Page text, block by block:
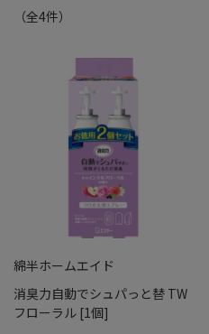
（全4件）
綿半ホームエイド
消臭力自動でシュパっと替 TW
フローラル [1個]